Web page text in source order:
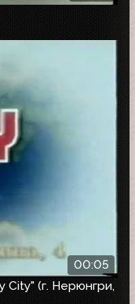
00:05
City" (г. Нерюнгри,